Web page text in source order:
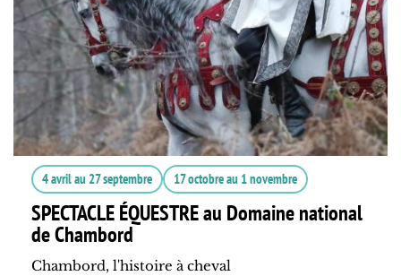
4 avrilau 27 septembre 17 octobreau 1 novembre
SPECTACLE ÉQUESTRE au Domaine national
de Chambord
Chambord, l'histoire à cheval